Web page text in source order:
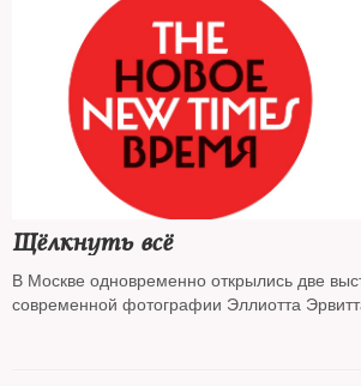
Щёлкнуть всё
В Москве одновременно открылись две
современной фотографии Эллиотта